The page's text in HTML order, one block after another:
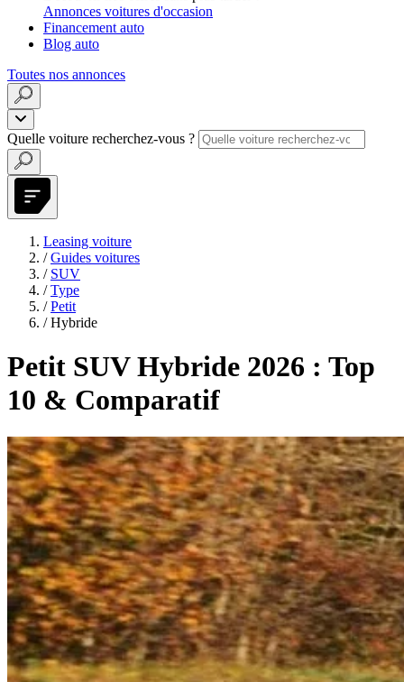
Annonces voitures d'occasion
Financement auto
Blog auto
Toutes nos annonces
Quelle voiture recherchez-vous ?
Leasing voiture
/ Guides voitures
/ SUV
/ Type
/ Petit
/ Hybride
Petit SUV Hybride 2026 : Top
10 & Comparatif